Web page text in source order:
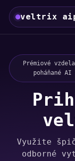
veltrix
Prémiové
poháňané
Využite
odborné